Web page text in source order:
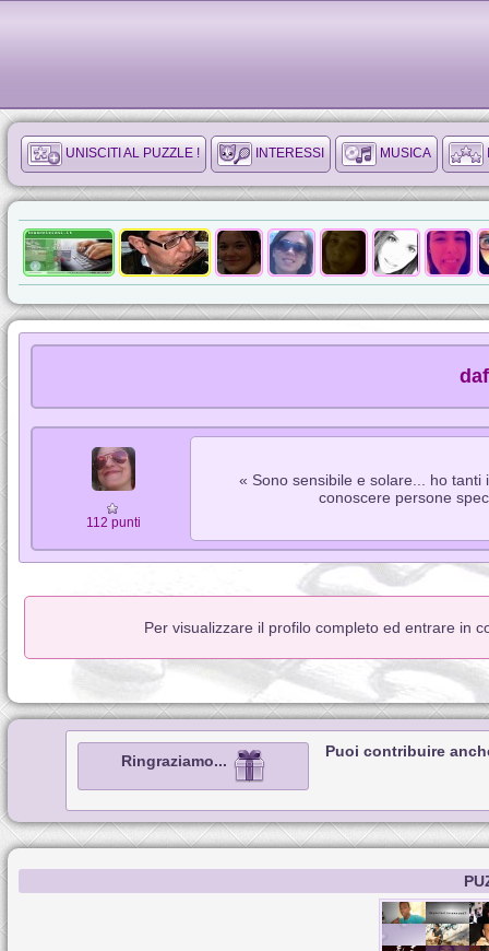
UNISCITI AL PUZZLE ! INTERESSI MUSICA
112 punti
« Sono sensibile e solare... ho tanti
conoscere persone
Per visualizzare il profilo completo ed entrare in
Ringraziamo...
Puoi contribuire